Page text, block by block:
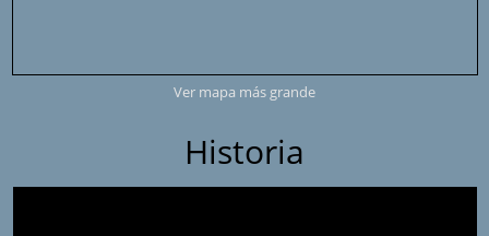
Ver mapa más grande
Historia